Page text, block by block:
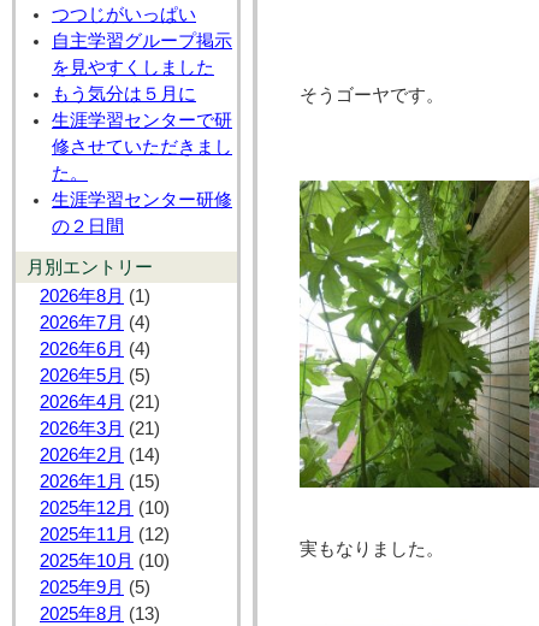
つつじがいっぱい
自主学習グループ掲示
を見やすくしました
もう気分は５月に
生涯学習センターで研
修させていただきまし
た。
生涯学習センター研修
の２日間
月別エントリー
2026年8月 (1)
2026年7月 (4)
2026年6月 (4)
2026年5月 (5)
2026年4月 (21)
2026年3月 (21)
2026年2月 (14)
2026年1月 (15)
2025年12月 (10)
2025年11月 (12)
2025年10月 (10)
2025年9月 (5)
2025年8月 (13)
そうゴーヤです。
実もなりました。